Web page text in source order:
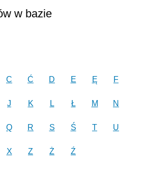
w bazie
C Ć D E Ę F
J K L Ł M N
Q R S Ś T U
X Z Ż Ź